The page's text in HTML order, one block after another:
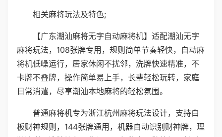
相关麻将玩法及特色;
【广东潮汕麻将无字自动麻将机】适配潮汕无字
麻将玩法，108张牌专用，规则简单节奏轻快，自动麻
将机低噪运行，居家休闲不扰邻，洗牌快速精准，不
卡牌不叠牌，操作简单易上手，长辈轻松玩转，家庭
日常消遣，尽享潮汕本地麻将的轻松氛围。
普通麻将机专为浙江杭州麻将玩法设计，支持白
板财神规则，144张牌通用，机器自动识别财神牌，理